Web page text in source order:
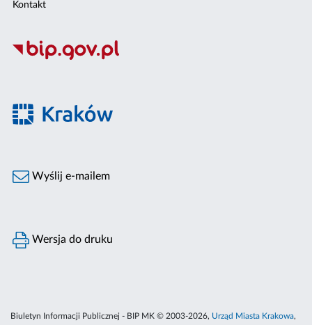
Kontakt
Wyślij e-mailem
Wersja do druku
Biuletyn Informacji Publicznej - BIP MK © 2003-2026, Urząd Miasta Krakowa,